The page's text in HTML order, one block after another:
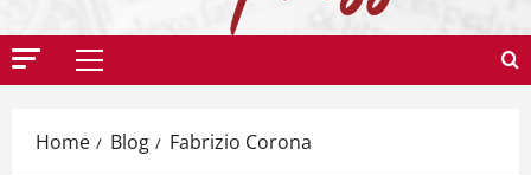
Home Blog Fabrizio Corona